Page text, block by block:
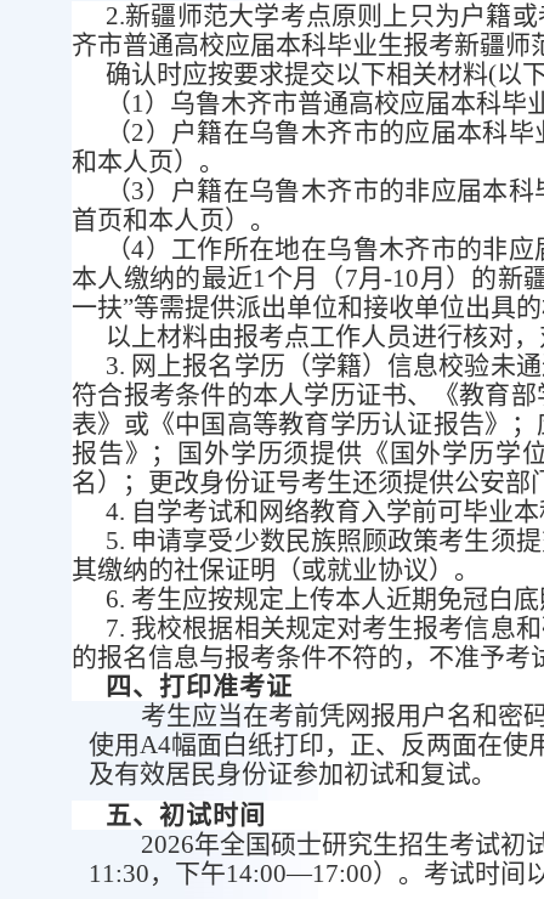
2.新疆师范大学考点原则上只为户籍
齐市普通高校应届本科毕业生报考新疆
确认时应按要求提交以下相关材料(以
（1） 乌鲁木齐市普通高校应届本科毕
（2） 户籍在乌鲁木齐市的应届本科
和本人页）。
（3） 户籍在乌鲁木齐市的非应届本
首页和本人页）。
（4） 工作所在地在乌鲁木齐市的非
本人缴纳的最近1个月（7月-10月）的新
一扶”等需提供派出单位和接收单位出具
以上材料由报考点工作人员进行核对
3. 网上报名学历（学籍）信息校验未
符合报考条件的本人学历证书、《教育
表》或《中国高等教育学历认证报告》
报告》；国外学历须提供《国外学历学
名）；更改身份证号考生还须提供公安部
4. 自学考试和网络教育入学前可毕业
5. 申请享受少数民族照顾政策考生须
其缴纳的社保证明
（或就业协议） 。
6. 考生应按规定上传本人近期免冠白
7. 我校根据相关规定对考生报考信息
的报名信息与报考条件不符的，不准予考
四、打印准考证
考生应当在考前凭网报用户名和密
使用A4幅面白纸打印，正、反两面在使
及有效居民身份证参加初试和复试。
五、初试时间
2026年全国硕士研究生招生考试初
11:30，下午14:00—17:00）。考试时间